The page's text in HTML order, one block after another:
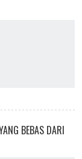
BEBAS DARI